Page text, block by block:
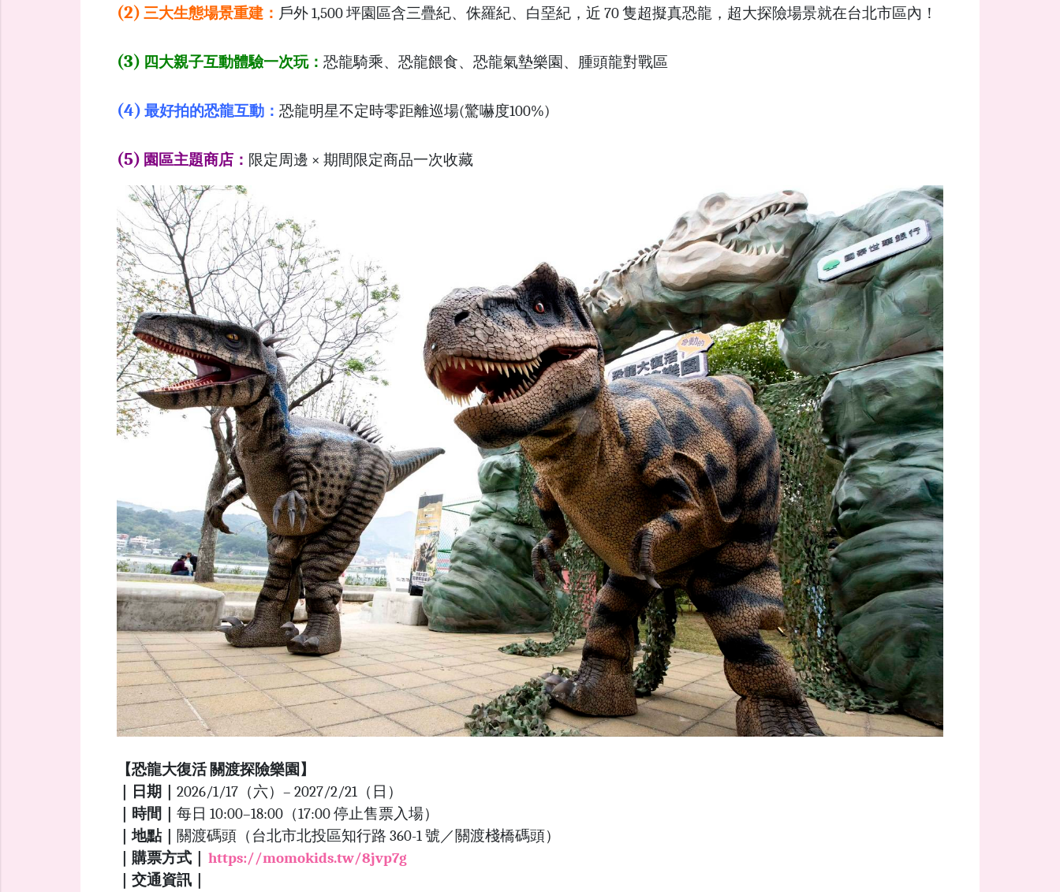
(2) 三大生態場景重建： 戶外 1,500 坪園區含三疊紀、侏羅紀、白堊紀，近 70 隻超擬真恐龍，超大探險場景就在台北市區內！
(3) 四大親子互動體驗一次玩： 恐龍騎乘、恐龍餵食、恐龍氣墊樂園、腫頭龍對戰區
(4) 最好拍的恐龍互動： 恐龍明星不定時零距離巡場(驚嚇度100%)
(5) 園區主題商店： 限定周邊 × 期間限定商品一次收藏
【恐龍大復活 關渡探險樂園】
｜日期｜ 2026/1/17（六）– 2027/2/21（日）
｜時間｜ 每日 10:00–18:00（17:00 停止售票入場）
｜地點｜ 關渡碼頭（台北市北投區知行路 360-1 號／關渡棧橋碼頭）
｜購票方式｜ https://momokids.tw/8jvp7g
｜交通資訊｜